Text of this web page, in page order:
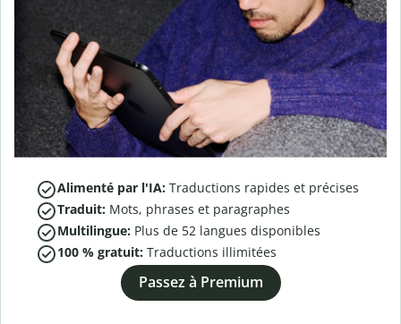
Alimenté par l'IA: Traductions rapides et précises
Traduit: Mots, phrases et paragraphes
Multilingue: Plus de 52 langues disponibles
100 % gratuit: Traductions illimitées
Passez à Premium